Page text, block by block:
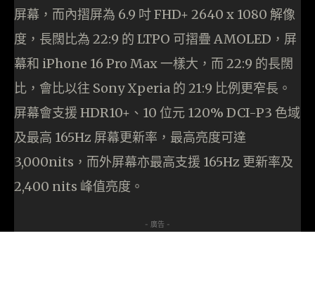
屏幕，而內摺屏為 6.9 吋 FHD+ 2640 x 1080 解像
度，長闊比為 22:9 的 LTPO 可摺疊 AMOLED，屏
幕和 iPhone 16 Pro Max 一樣大，而 22:9 的長闊
比，會比以往 Sony Xperia 的 21:9 比例更窄長。
屏幕會支援 HDR10+、10 位元 120% DCI-P3 色域
及最高 165Hz 屏幕更新率，最高亮度可達
3,000nits，而外屏幕亦最高支援 165Hz 更新率及
2,400 nits 峰值亮度。
- 廣告 -